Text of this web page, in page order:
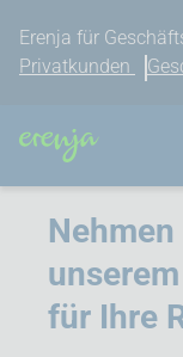
Erenja für
Privatkunden
für Ihre